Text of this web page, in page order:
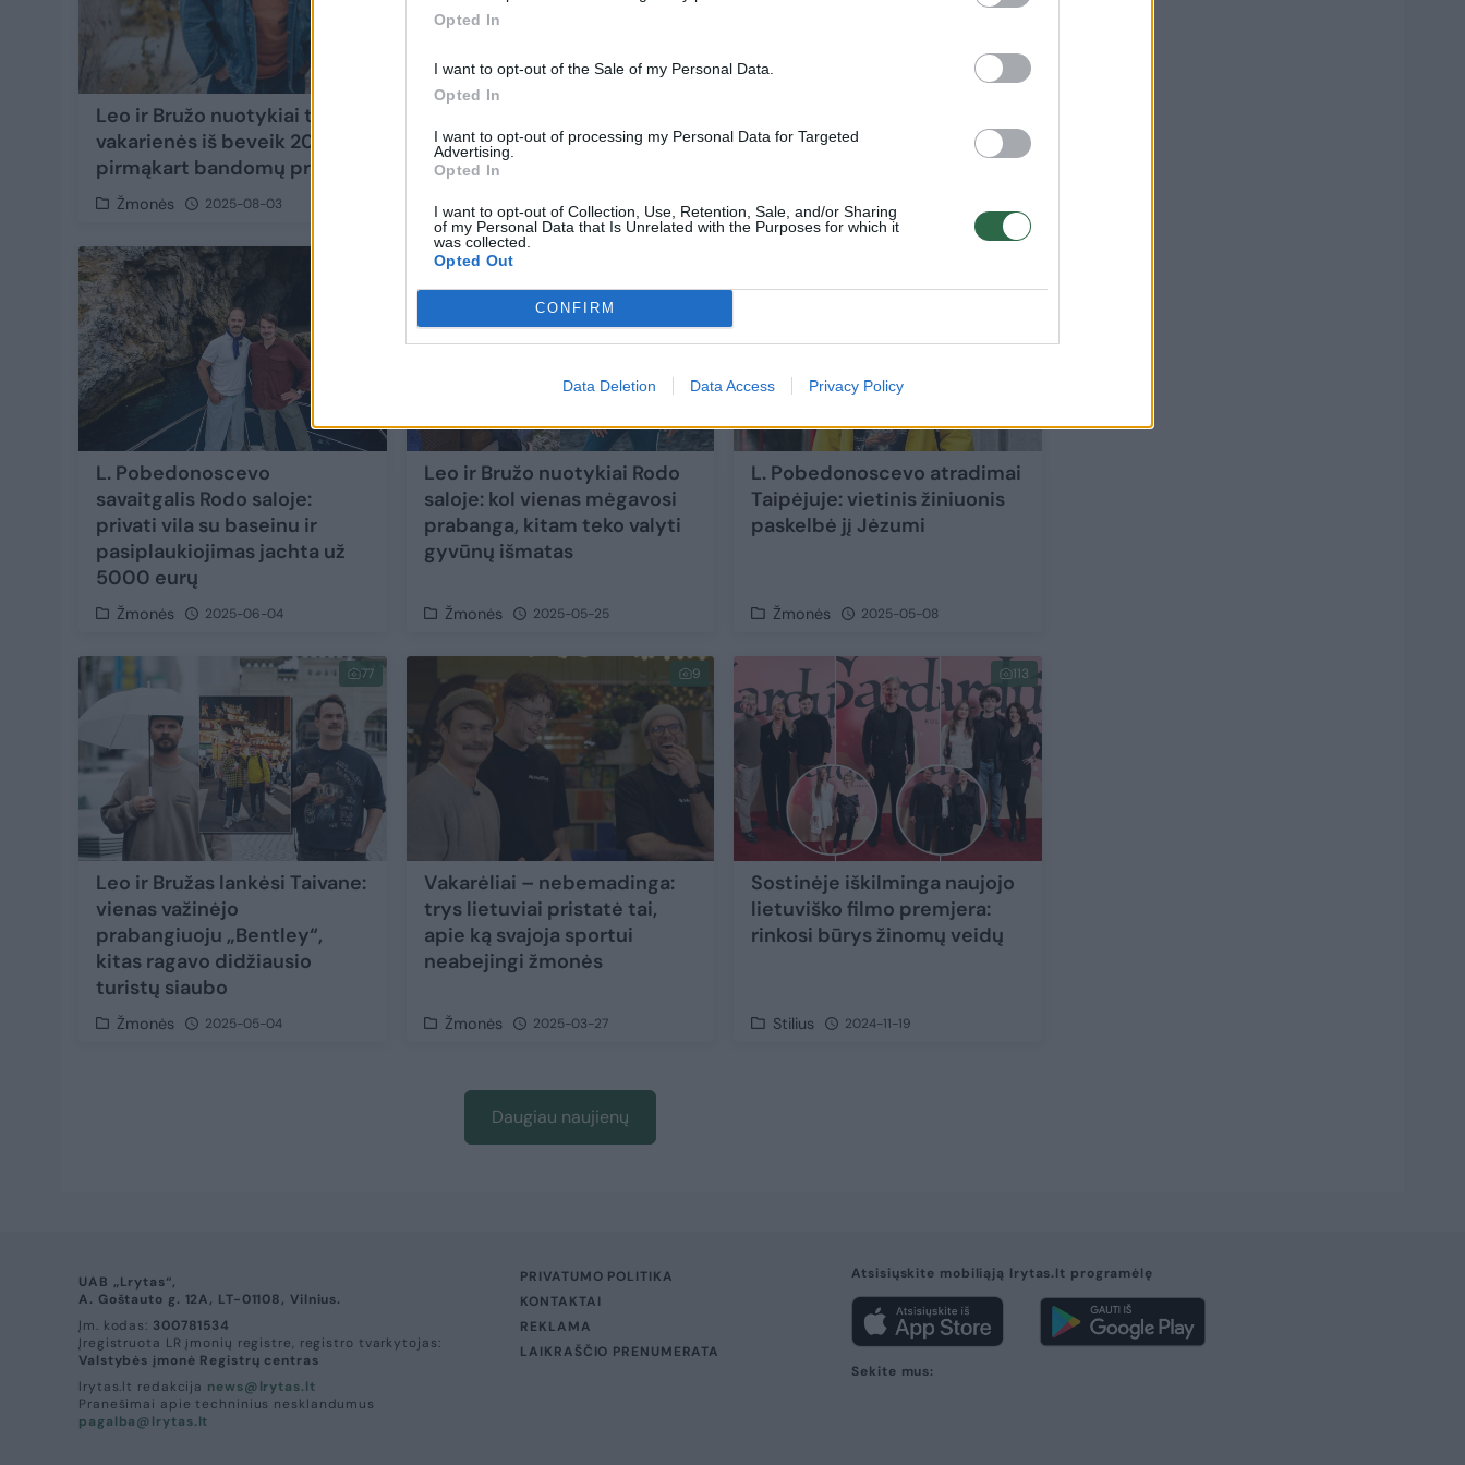
Opted In
I want to opt-out of the Sale of my Personal Data.
Opted In
I want to opt-out of processing my Personal Data for Targeted
Advertising.
Opted In
I want to opt-out of Collection, Use, Retention, Sale, and/or Sharing
of my Personal Data that Is Unrelated with the Purposes for which it
was collected.
Opted Out
CONFIRM
Data Deletion Data Access Privacy Policy
Leo ir Bružo nuotykiai tęsiasi Turkijoje: nuo
vakarienės iš beveik 20 patiekalų iki
pirmąkart bandomų pramogų
Žmonės 2025-08-03
metu – netikėtumas: teko įsikišti
Žmonės 2025-07-09
L. Pobedonoscevo
savaitgalis Rodo saloje:
privati vila su baseinu ir
pasiplaukiojimas jachta už
5000 eurų
Žmonės 2025-06-04
Leo ir Bružo nuotykiai Rodo
saloje: kol vienas mėgavosi
prabanga, kitam teko valyti
gyvūnų išmatas
Žmonės 2025-05-25
L. Pobedonoscevo atradimai
Taipėjuje: vietinis žiniuonis
paskelbė jį Jėzumi
Žmonės 2025-05-08
77
Leo ir Bružas lankėsi Taivane:
vienas važinėjo
prabangiuoju „Bentley“,
kitas ragavo didžiausio
turistų siaubo
Žmonės 2025-05-04
9
Vakarėliai – nebemadinga:
trys lietuviai pristatė tai,
apie ką svajoja sportui
neabejingi žmonės
Žmonės 2025-03-27
113
Sostinėje iškilminga naujojo
lietuviško filmo premjera:
rinkosi būrys žinomų veidų
Stilius 2024-11-19
Daugiau naujienų
UAB „Lrytas“,
A. Goštauto g. 12A, LT-01108, Vilnius.
Įm. kodas: 300781534
Įregistruota LR įmonių registre, registro tvarkytojas:
Valstybės įmonė Registrų centras
lrytas.lt redakcija news@lrytas.lt
Pranešimai apie techninius nesklandumus
pagalba@lrytas.lt
PRIVATUMO POLITIKA
KONTAKTAI
REKLAMA
LAIKRAŠČIO PRENUMERATA
Atsisiųskite mobiliąją lrytas.lt programėlę
Sekite mus: